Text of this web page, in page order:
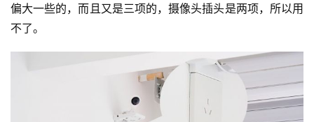
偏大一些的，而且又是三项的，摄像头插头是两项，所以用
不了。